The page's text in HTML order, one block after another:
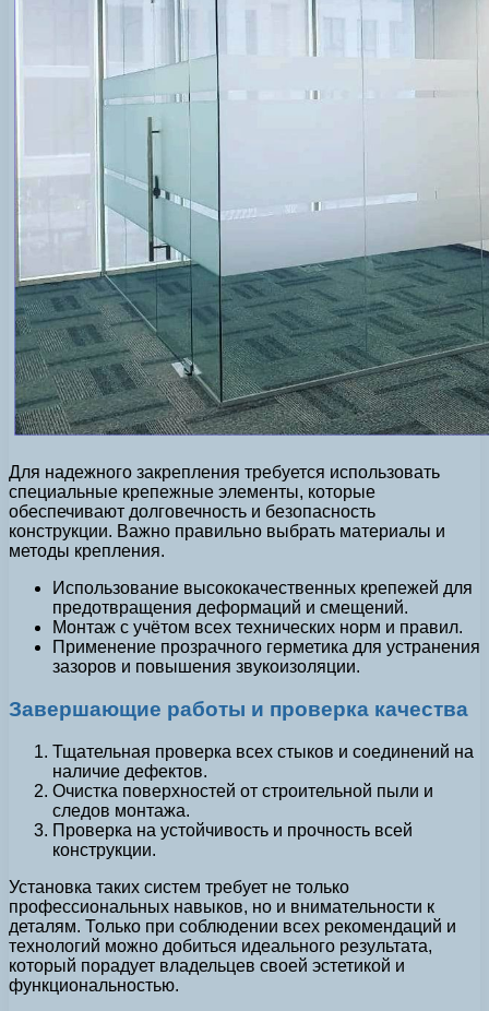
Для надежного закрепления требуется использовать
специальные крепежные элементы, которые
обеспечивают долговечность и безопасность
конструкции. Важно правильно выбрать материалы и
методы крепления.
Использование высококачественных крепежей для
предотвращения деформаций и смещений.
Монтаж с учётом всех технических норм и правил.
Применение прозрачного герметика для устранения
зазоров и повышения звукоизоляции.
Завершающие работы и проверка качества
Тщательная проверка всех стыков и соединений на
наличие дефектов.
Очистка поверхностей от строительной пыли и
следов монтажа.
Проверка на устойчивость и прочность всей
конструкции.
Установка таких систем требует не только
профессиональных навыков, но и внимательности к
деталям. Только при соблюдении всех рекомендаций и
технологий можно добиться идеального результата,
который порадует владельцев своей эстетикой и
функциональностью.